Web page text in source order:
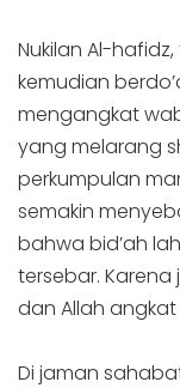
Nukilan Al-
kemudian
mengangkat
yang melarang
perkumpulan
semakin
bahwa bid’ah
tersebar. Karena
dan Allah
Di jaman